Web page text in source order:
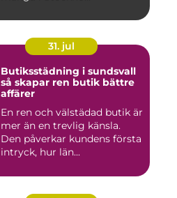
31. jul
Butiksstädning i sundsvall
så skapar ren butik bättre
affärer
En ren och välstädad butik är
mer än en trevlig känsla.
Den påverkar kundens första
intryck, hur län...